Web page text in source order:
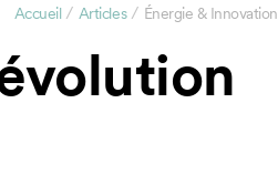
Accueil / Articles / Énergie & Innovation